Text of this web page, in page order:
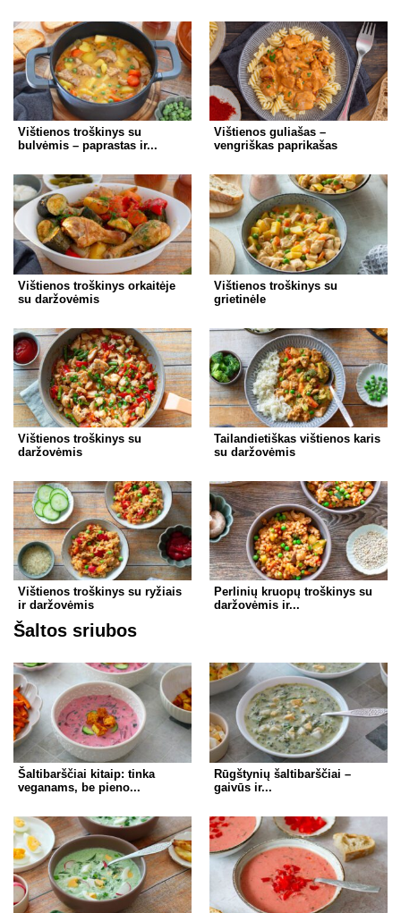
Vištienos troškinys su
bulvėmis – paprastas ir...
Vištienos guliašas –
vengriškas paprikašas
Vištienos troškinys orkaitėje
su daržovėmis
Vištienos troškinys su
grietinėle
Vištienos troškinys su
daržovėmis
Tailandietiškas vištienos karis
su daržovėmis
Vištienos troškinys su ryžiais
ir daržovėmis
Perlinių kruopų troškinys su
daržovėmis ir...
Šaltos sriubos
Šaltibarščiai kitaip: tinka
veganams, be pieno...
Rūgštynių šaltibarščiai –
gaivūs ir...